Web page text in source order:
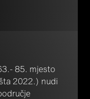
85. mjesto
2022.) nudi